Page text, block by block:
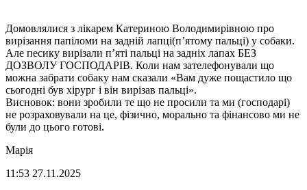
Домовлялися з лікарем Катериною Володимирівною про
вирізання папіломи на задній лапці(пʼятому пальці) у собаки.
Але песику вирізали пʼяті пальці на задніх лапах БЕЗ
ДОЗВОЛУ ГОСПОДАРІВ. Коли нам зателефонували що
можна забрати собаку нам сказали «Вам дуже пощастило що
сьогодні був хірург і він вирізав пальці».
Висновок: вони зробили те що не просили та ми (господарі)
не розраховували на це, фізично, морально та фінансово ми не
були до цього готові.
Марія
11:53 27.11.2025